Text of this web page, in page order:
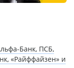
Банк, ПСБ,
«Райффайзен» и